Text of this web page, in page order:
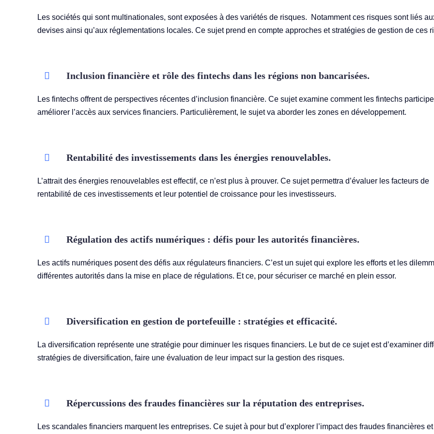
Les sociétés qui sont multinationales, sont exposées à des variétés de risques. Notamment ces risques sont liés
devises ainsi qu’aux réglementations locales. Ce sujet prend en compte approches et stratégies de gestion de ces
Inclusion financière et rôle des fintechs dans les régions non bancarisées.
Les fintechs offrent de perspectives récentes d’inclusion financière. Ce sujet examine comment les fintechs
améliorer l’accès aux services financiers. Particulièrement, le sujet va aborder les zones en développement.
Rentabilité des investissements dans les énergies renouvelables.
L’attrait des énergies renouvelables est effectif, ce n’est plus à prouver. Ce sujet permettra d’évaluer les facteurs de
rentabilité de ces investissements et leur potentiel de croissance pour les investisseurs.
Régulation des actifs numériques : défis pour les autorités financières.
Les actifs numériques posent des défis aux régulateurs financiers. C’est un sujet qui explore les efforts et les
différentes autorités dans la mise en place de régulations. Et ce, pour sécuriser ce marché en plein essor.
Diversification en gestion de portefeuille : stratégies et efficacité.
La diversification représente une stratégie pour diminuer les risques financiers. Le but de ce sujet est d’examiner
stratégies de diversification, faire une évaluation de leur impact sur la gestion des risques.
Répercussions des fraudes financières sur la réputation des entreprises.
Les scandales financiers marquent les entreprises. Ce sujet à pour but d’explorer l’impact des fraudes financières